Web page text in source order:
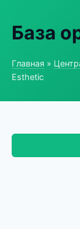
База
Главная »
Esthetic